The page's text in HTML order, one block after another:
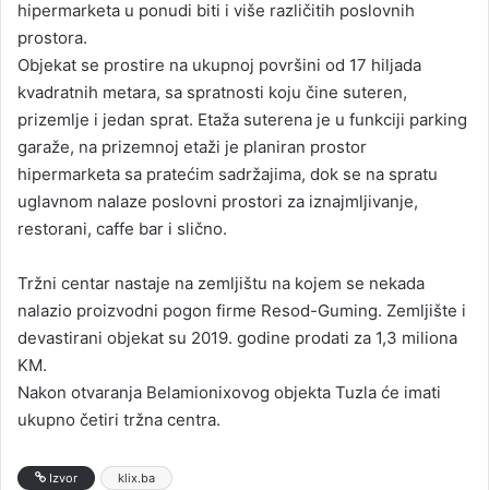
hipermarketa u ponudi biti i više različitih poslovnih
prostora.
Objekat se prostire na ukupnoj površini od 17 hiljada
kvadratnih metara, sa spratnosti koju čine suteren,
prizemlje i jedan sprat. Etaža suterena je u funkciji parking
garaže, na prizemnoj etaži je planiran prostor
hipermarketa sa pratećim sadržajima, dok se na spratu
uglavnom nalaze poslovni prostori za iznajmljivanje,
restorani, caffe bar i slično.
Tržni centar nastaje na zemljištu na kojem se nekada
nalazio proizvodni pogon firme Resod-Guming. Zemljište i
devastirani objekat su 2019. godine prodati za 1,3 miliona
KM.
Nakon otvaranja Belamionixovog objekta Tuzla će imati
ukupno četiri tržna centra.
Izvor klix.ba